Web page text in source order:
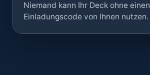
Niemand kann Ihr Deck ohne einen
Einladungscode von Ihnen nutzen.